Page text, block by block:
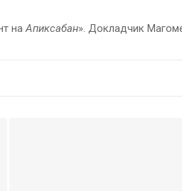
наАпиксабан». Докладчик